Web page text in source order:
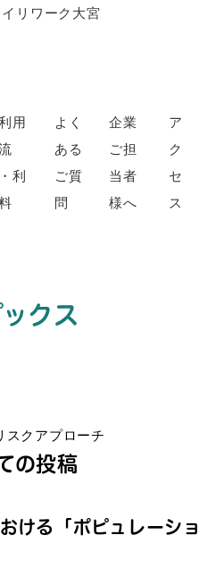
用
利
よく
ある
ご質
問
企業
ご担
当者
様へ
ア
ク
セ
ス
クス
スクアプローチ
の投稿
ける「ポピュレーショ